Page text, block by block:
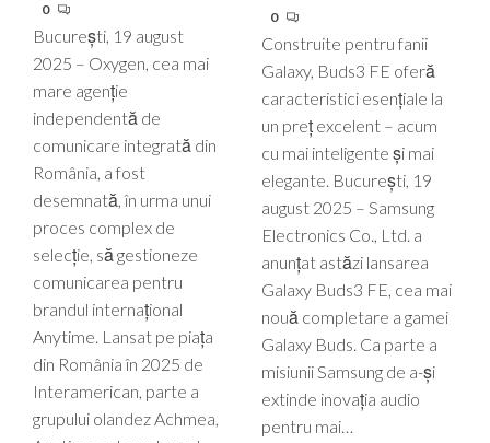
0
București, 19 august
2025 – Oxygen, cea mai
mare agenție
independentă de
comunicare integrată din
România, a fost
desemnată, în urma unui
proces complex de
selecție, să gestioneze
comunicarea pentru
brandul internațional
Anytime. Lansat pe piața
din România în 2025 de
Interamerican, parte a
grupului olandez Achmea,
0
Construite pentru fanii
Galaxy, Buds3 FE oferă
caracteristici esențiale la
un preț excelent – acum
cu mai inteligente și mai
elegante. București, 19
august 2025 – Samsung
Electronics Co., Ltd. a
anunțat astăzi lansarea
Galaxy Buds3 FE, cea mai
nouă completare a gamei
Galaxy Buds. Ca parte a
misiunii Samsung de a-și
extinde inovația audio
pentru mai…